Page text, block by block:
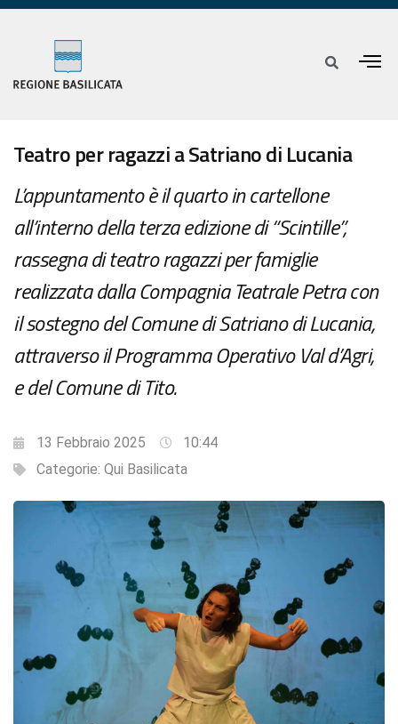
Teatro per ragazzi a Satriano di Lucania
L’appuntamento è il quarto in cartellone
all’interno della terza edizione di “Scintille”,
rassegna di teatro ragazzi per famiglie
realizzata dalla Compagnia Teatrale Petra con
il sostegno del Comune di Satriano di Lucania,
attraverso il Programma Operativo Val d’Agri,
e del Comune di Tito.
13 Febbraio 2025
10:44
Categorie: Qui Basilicata